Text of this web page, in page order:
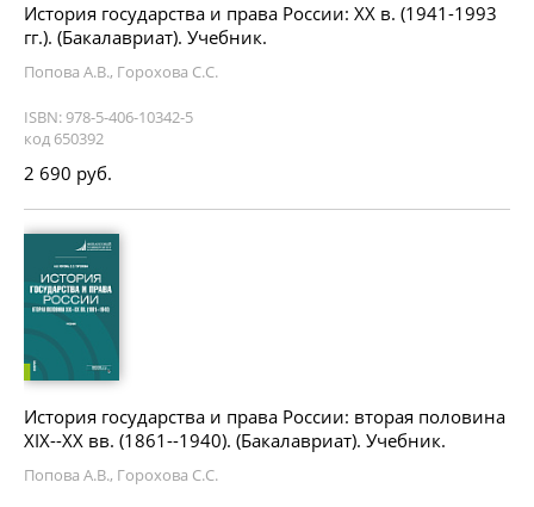
История государства и права России: XX в. (1941-1993
гг.). (Бакалавриат). Учебник.
Попова А.В., Горохова С.С.
ISBN: 978-5-406-10342-5
код 650392
2 690 руб.
История государства и права России: вторая половина
XIX--XX вв. (1861--1940). (Бакалавриат). Учебник.
Попова А.В., Горохова С.С.